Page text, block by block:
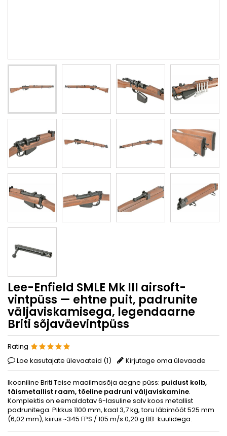
Lee-Enfield SMLE Mk III airsoft-
vintpüss — ehtne puit, padrunite
väljaviskamisega, legendaarne
Briti sõjaväevintpüss
Rating
Loe kasutajate ülevaateid (1) Kirjutage oma ülevaade
Ikooniline Briti Teise maailmasõja aegne püss: puidust kolb,
täismetallist raam, tõeline padruni väljaviskamine.
Komplektis on eemaldatav 6-lasuline salv koos metallist
padrunitega. Pikkus 1100 mm, kaal 3,7 kg, toru läbimõõt 525 mm
(6,02 mm), kiirus ~345 FPS / 105 m/s 0,20 g BB-kuulidega.